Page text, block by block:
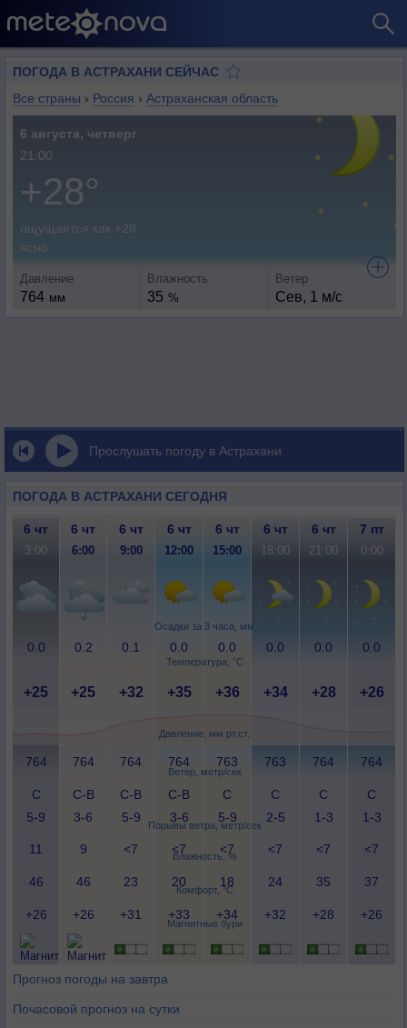
ПОГОДА В АСТРАХАНИ СЕЙЧАС
Все страны › Россия › Астраханская область
6 августа, четверг
21:00
+28°
ощущается как +28
ясно
Давление
764 мм
Влажность
35 %
Ветер
Сев, 1 м/с
Прослушать погоду в Астрахани
ПОГОДА В АСТРАХАНИ СЕГОДНЯ
Осадки за 3 часа, мм
Температура, °C
Давление, мм рт.ст.
Ветер, метр/сек
Порывы ветра, метр/сек
Влажность, %
Комфорт, °C
Магнитные бури
6 чт 6 чт 6 чт 6 чт 6 чт 6 чт 6 чт 7 пт
3:00 6:00 9:00 12:00 15:00 18:00 21:00 0:00
0.0 0.2 0.1 0.0 0.0 0.0 0.0 0.0
+25 +25 +32 +35 +36 +34 +28 +26
764 764 764 764 763 763 764 764
С
5-9
С-В
3-6
С-В
5-9
С-В
3-6
С
5-9
С
2-5
С
1-3
С
1-3
11 9 <7 <7 <7 <7 <7 <7
46 46 23 20 18 24 35 37
+26 +26 +31 +33 +34 +32 +28 +26
Прогноз погоды на завтра
Почасовой прогноз на сутки